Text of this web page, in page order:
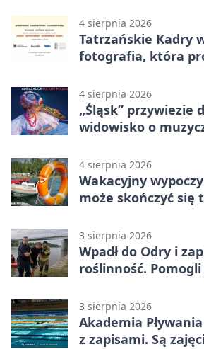
4 sierpnia 2026
Tatrzańskie Kadry
fotografia, która
4 sierpnia 2026
„Śląsk” przywiezie
widowisko o
4 sierpnia 2026
Wakacyjny
może skończyć się
3 sierpnia 2026
Wpadł do Odry i
roślinność.
3 sierpnia 2026
Akademia
z zapisami. Są